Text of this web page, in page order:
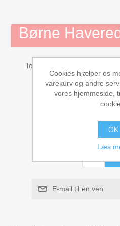
Dukker og tilbehør
Børnebøger
Børne
To sæt af børnevenlige
Leverandør:
E-mail til en ven
Cookies hjælper os
varekurv og andre
vores hjemmeside,
OK
Læs